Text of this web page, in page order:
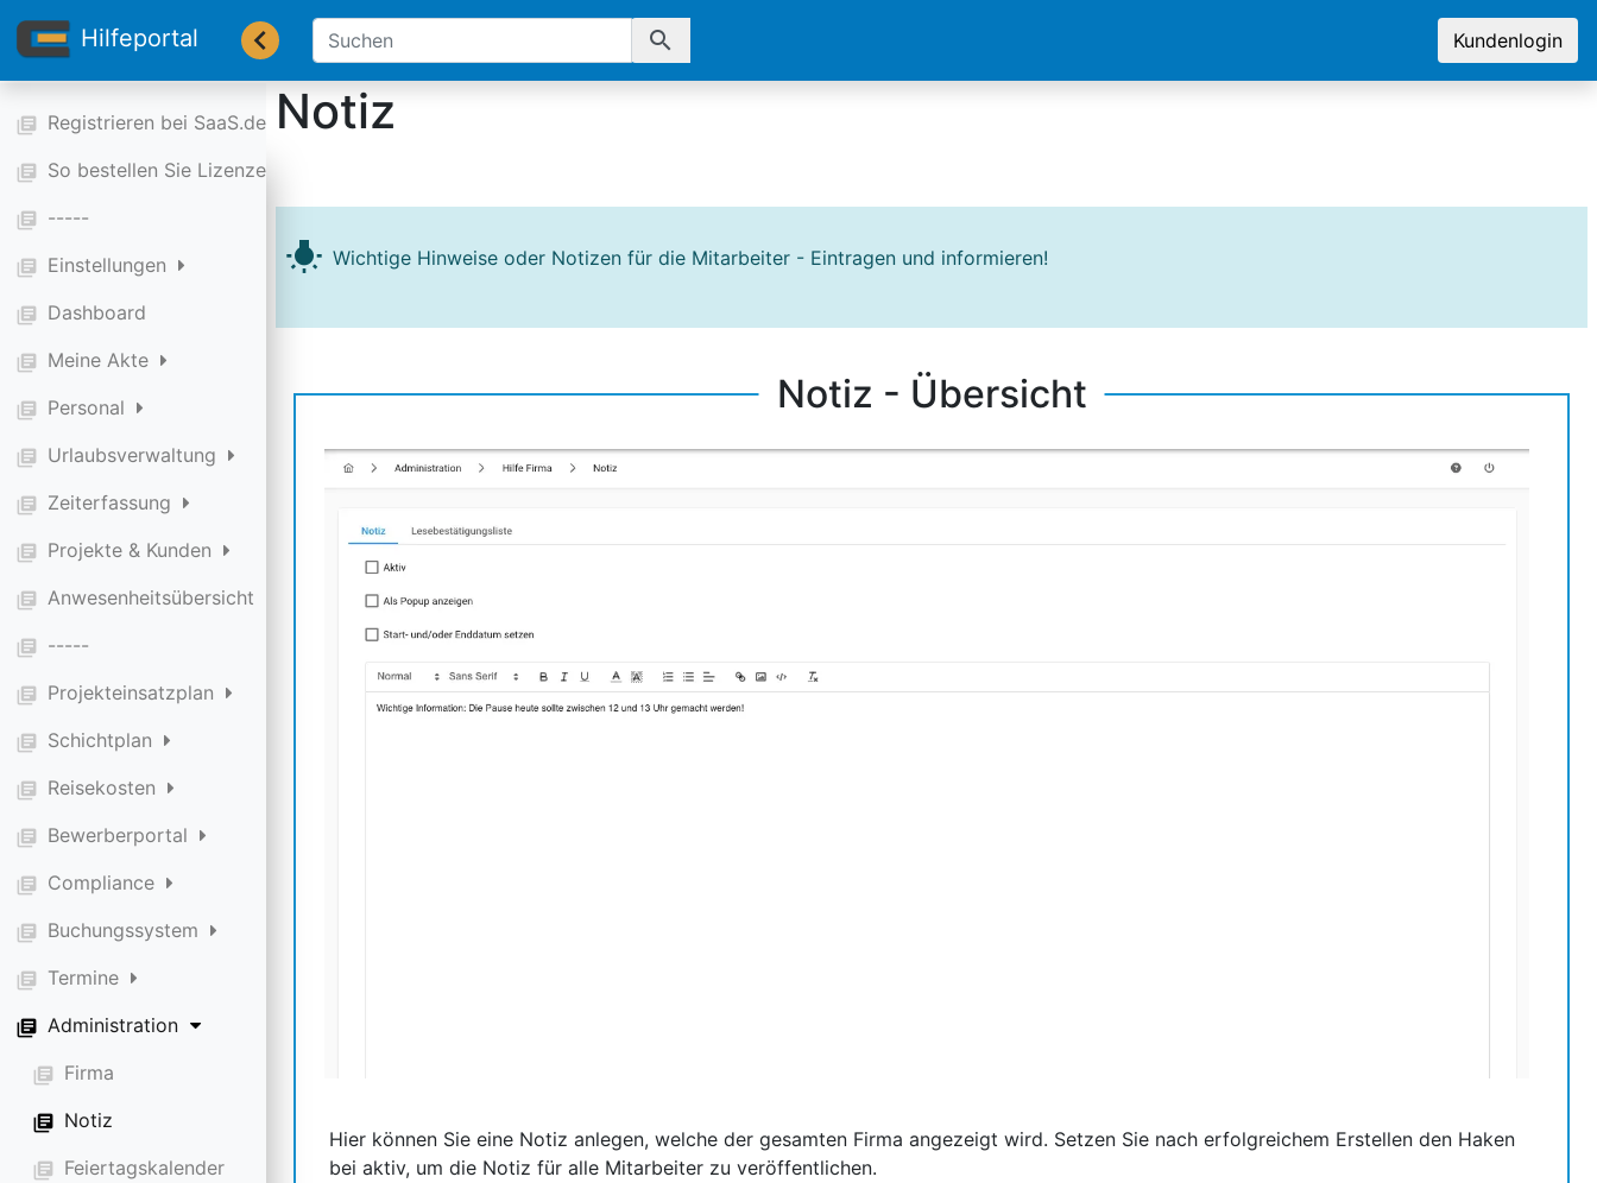
Hilfeportal search Kundenlogin
library_books Registrieren bei SaaS.de
library_books So bestellen Sie Lizenzen
library_books -----
library_books Einstellungen
library_books Dashboard
library_books Meine Akte
library_books Personal
library_books Urlaubsverwaltung
library_books Zeiterfassung
library_books Projekte & Kunden
library_books Anwesenheitsübersicht
library_books -----
library_books Projekteinsatzplan
library_books Schichtplan
library_books Reisekosten
library_books Bewerberportal
library_books Compliance
library_books Buchungssystem
library_books Termine
library_books Administration
library_books Firma
library_books Notiz
library_books Feiertagskalender
Notiz
wb_incandescent Wichtige Hinweise oder Notizen für die Mitarbeiter - Eintragen und informieren!
Notiz - Übersicht
Hier können Sie eine Notiz anlegen, welche der gesamten Firma angezeigt wird. Setzen Sie nach erfolgreichem Erstellen den Haken
bei aktiv, um die Notiz für alle Mitarbeiter zu veröffentlichen.